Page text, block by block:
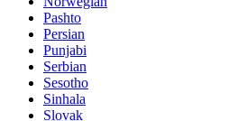
Pashto
Persian
Punjabi
Serbian
Sesotho
Sinhala
Slovak